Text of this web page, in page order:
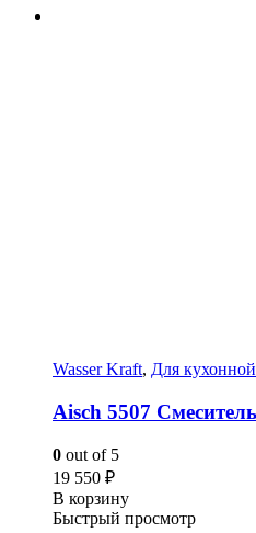
Wasser Kraft, Для
Aisch 5507
0 out of 5
19 550 ₽
В корзину
Быстрый просмотр